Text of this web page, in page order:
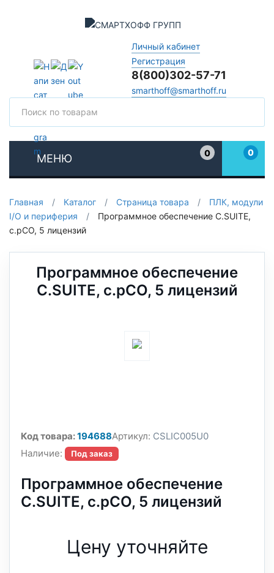
Личный кабинет
Регистрация
8(800)302-57-71
smarthoff@smarthoff.ru
МЕНЮ
0
0
Главная / Каталог / Страница товара /
ПЛК, модули
I/O и периферия
/
Программное обеспечение C.SUITE,
с.pCO, 5 лицензий
Программное обеспечение
C.SUITE, с.pCO, 5 лицензий
Код товара:194688Артикул: CSLIC005U0
Наличие:
Под заказ
Программное обеспечение
C.SUITE, с.pCO, 5 лицензий
Цену уточняйте